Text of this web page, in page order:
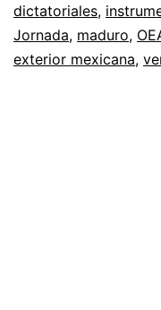
dictatoriales,
Jornada, maduro,
exterior mexicana,